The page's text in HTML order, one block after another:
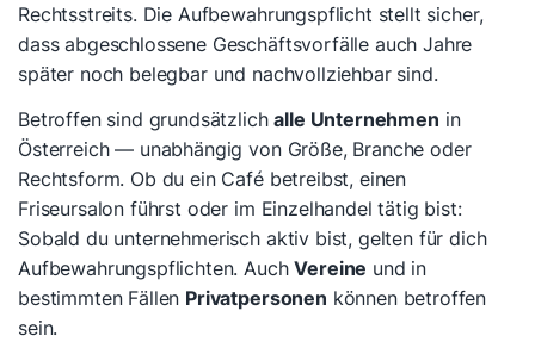
Rechtsstreits. Die Aufbewahrungspflicht stellt sicher,
dass abgeschlossene Geschäftsvorfälle auch Jahre
später noch belegbar und nachvollziehbar sind.
Betroffen sind grundsätzlichalle Unternehmen in
Österreich — unabhängig von Größe, Branche oder
Rechtsform. Ob du ein Café betreibst, einen
Friseursalon führst oder im Einzelhandel tätig bist:
Sobald du unternehmerisch aktiv bist, gelten für dich
Aufbewahrungspflichten. AuchVereine und in
bestimmten Fällen Privatpersonen können betroffen
sein.